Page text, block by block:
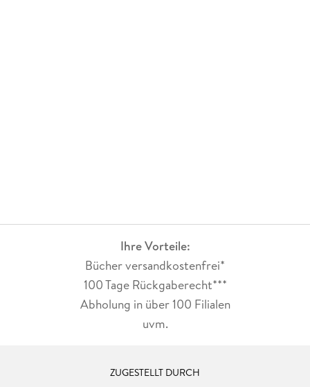
Ihre Vorteile:
Bücher versandkostenfrei*
100 Tage Rückgaberecht***
Abholung in über 100 Filialen
uvm.
ZUGESTELLT DURCH